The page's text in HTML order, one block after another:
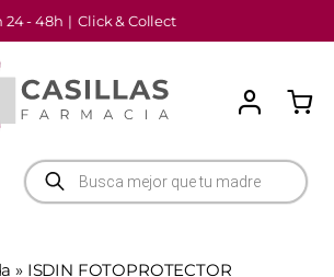
24 - 48h | Click & Collect
Búsqueda
de
productos
» ISDIN FOTOPROTECTOR